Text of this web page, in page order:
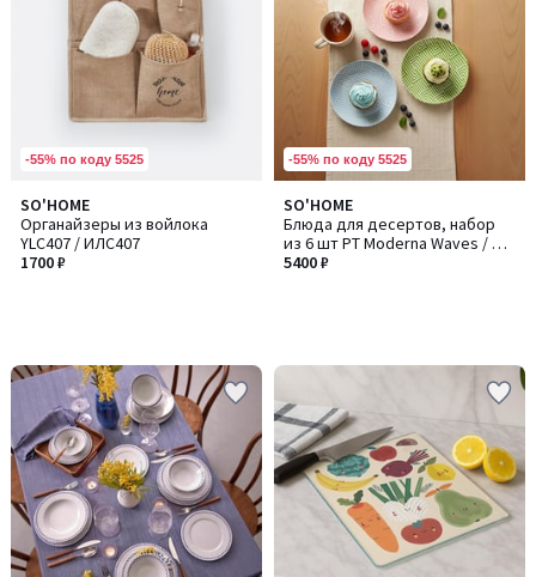
-55% по коду 5525
SO'HOME
Органайзеры из войлока
YLC407 / ИЛC407
1700 ₽
-55% по коду 5525
SO'HOME
Блюда для десертов, набор
из 6 шт PT Moderna Waves / ПT
Модерна Вейвс
5400 ₽